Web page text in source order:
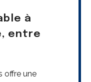
à
entre
offre une